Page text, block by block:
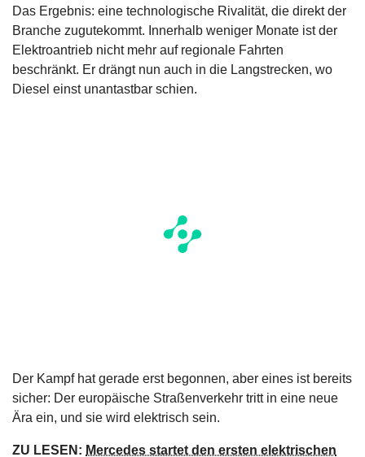
Das Ergebnis: eine technologische Rivalität, die direkt der
Branche zugutekommt. Innerhalb weniger Monate ist der
Elektroantrieb nicht mehr auf regionale Fahrten
beschränkt. Er drängt nun auch in die Langstrecken, wo
Diesel einst unantastbar schien.
Der Kampf hat gerade erst begonnen, aber eines ist bereits
sicher: Der europäische Straßenverkehr tritt in eine neue
Ära ein, und sie wird elektrisch sein.
ZU LESEN: Mercedes startet den ersten elektrischen